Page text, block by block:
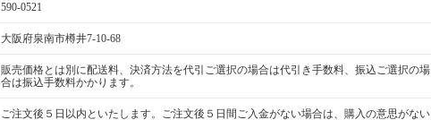
590-0521
大阪府泉南市樽井7-10-68
販売価格とは別に配送料、決済方法を代引ご選択の場合は代引き手数料、振込ご選択の場
合は振込手数料かかります。
ご注文後５日以内といたします。ご注文後５日間ご入金がない場合は、購入の意思がない